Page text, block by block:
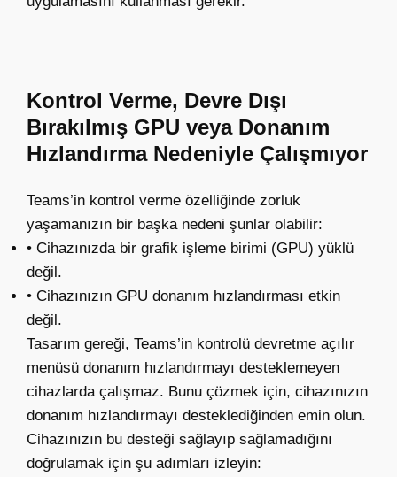
Kontrol Verme, Devre Dışı
Bırakılmış GPU veya Donanım
Hızlandırma Nedeniyle Çalışmıyor
Teams’in kontrol verme özelliğinde zorluk
yaşamanızın bir başka nedeni şunlar olabilir:
• Cihazınızda bir grafik işleme birimi (GPU) yüklü
değil.
• Cihazınızın GPU donanım hızlandırması etkin
değil.
Tasarım gereği, Teams’in kontrolü devretme açılır
menüsü donanım hızlandırmayı desteklemeyen
cihazlarda çalışmaz. Bunu çözmek için, cihazınızın
donanım hızlandırmayı desteklediğinden emin olun.
Cihazınızın bu desteği sağlayıp sağlamadığını
doğrulamak için şu adımları izleyin: